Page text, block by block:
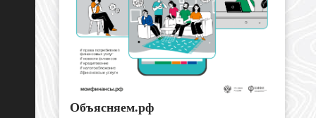
Объясняем.рф